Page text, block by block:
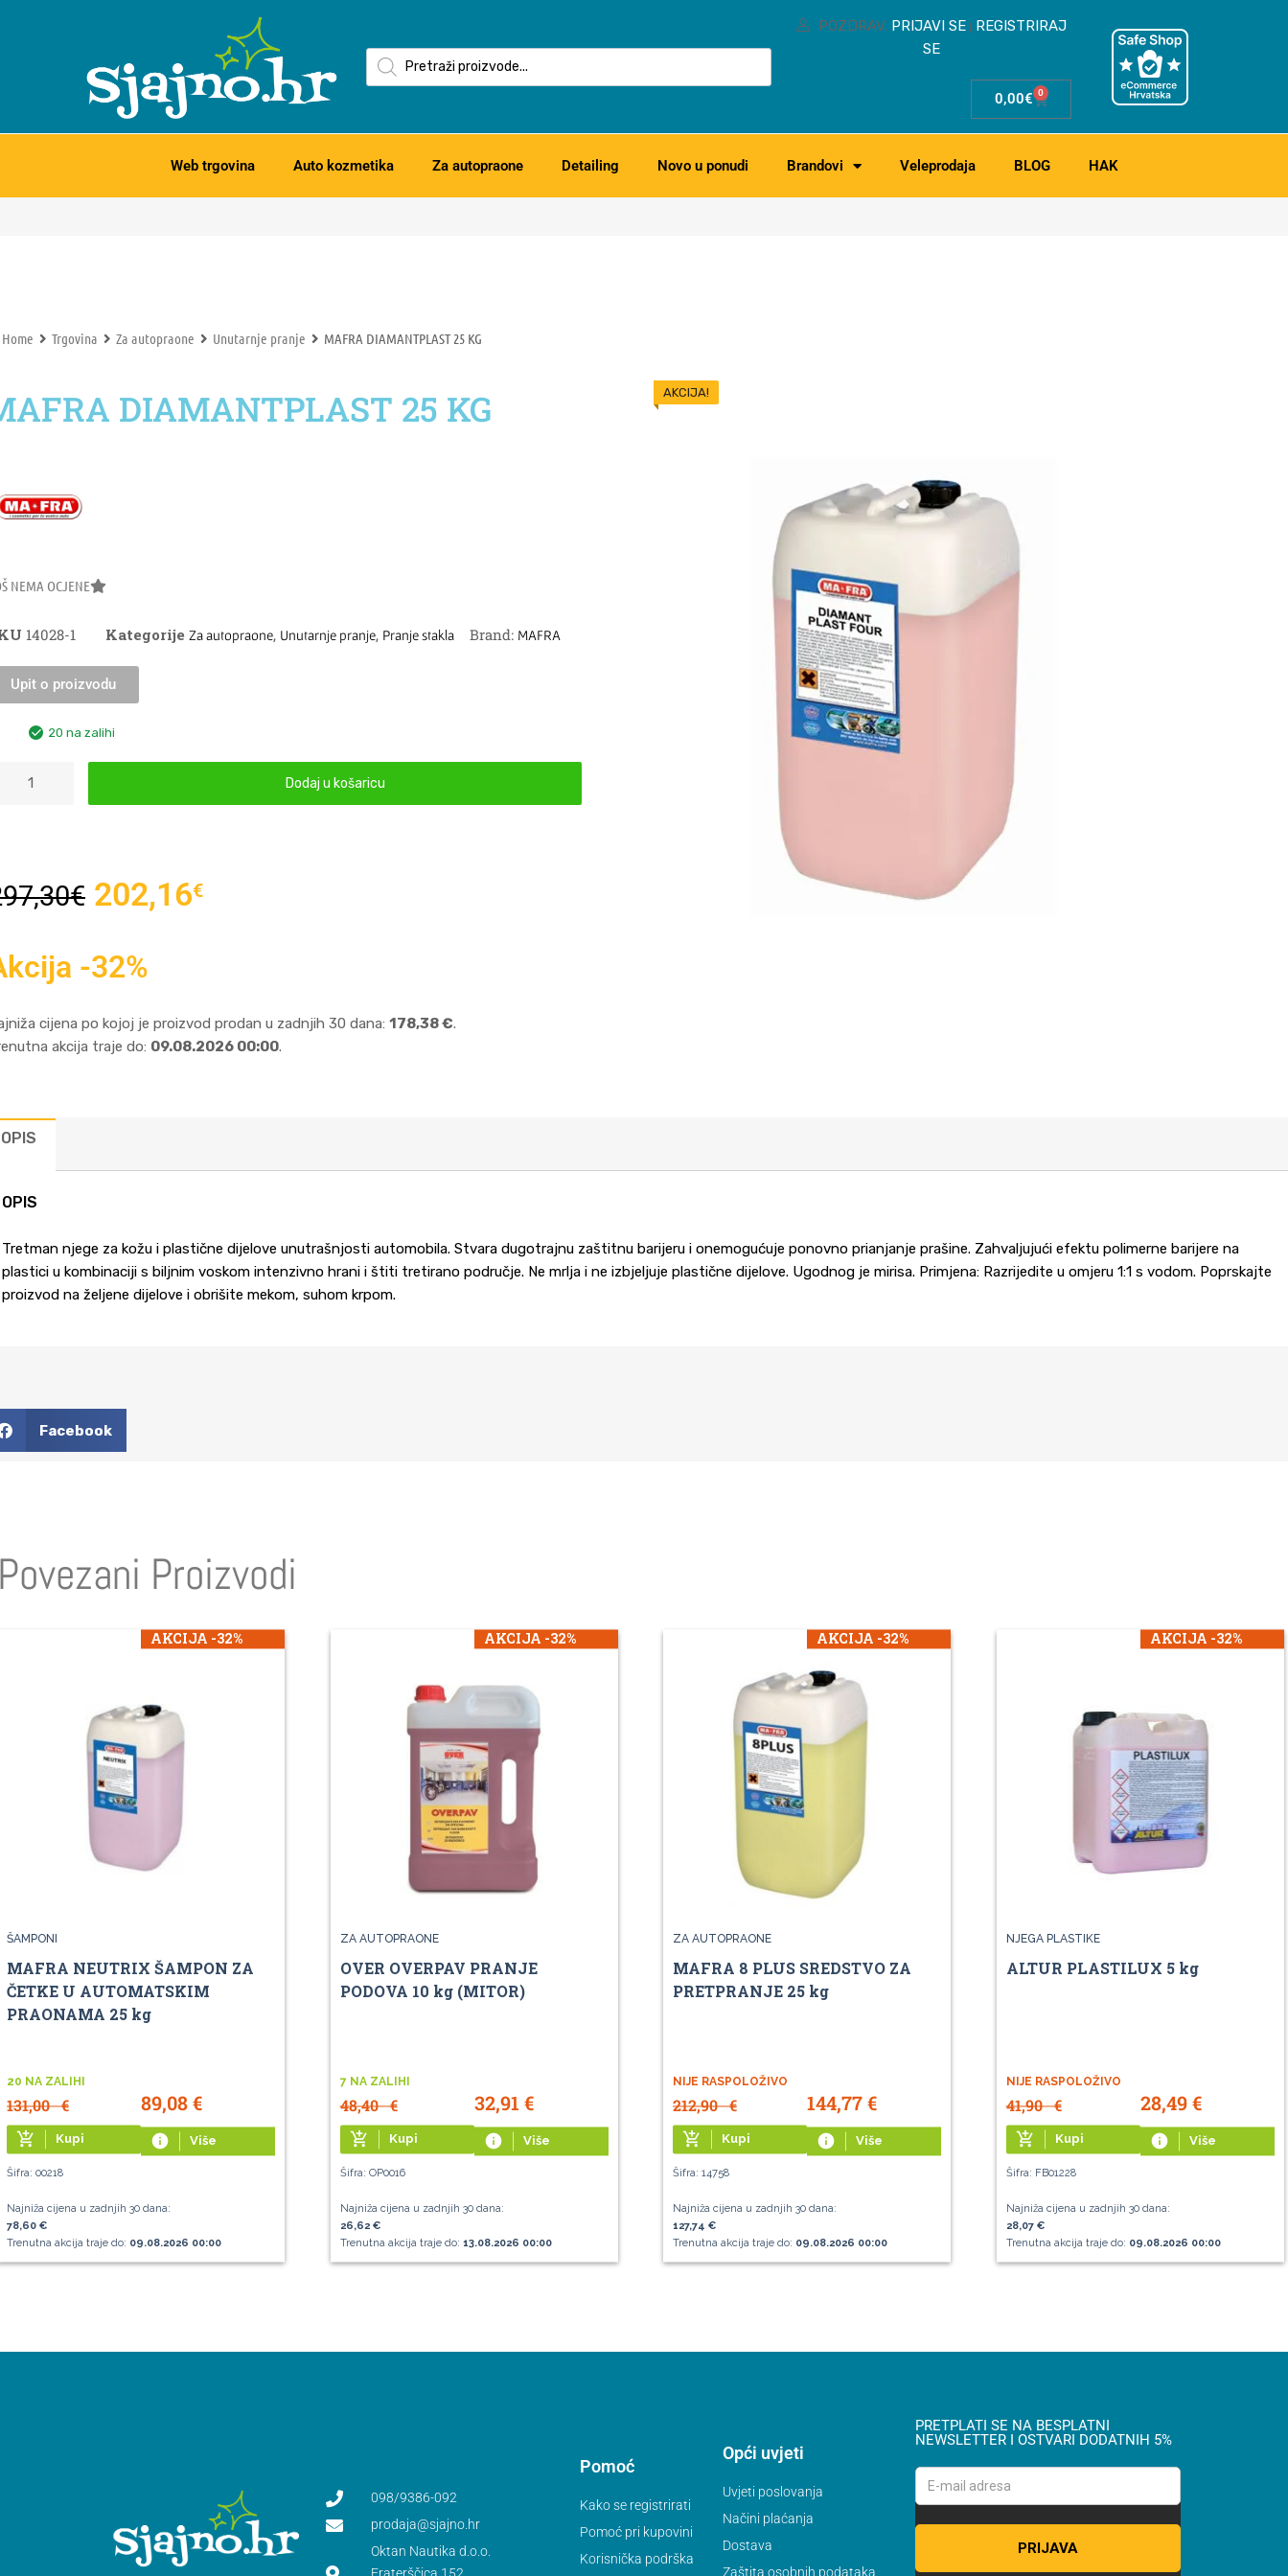
POZDRAV. PRIJAVI SE
REGISTRIRAJ
SE
0,00€ 0
Web trgovina Auto kozmetika Za autopraone Detailing Novo u ponudi Brandovi Veleprodaja BLOG HAK
Home Trgovina Za autopraone Unutarnje pranje MAFRA DIAMANTPLAST 25 KG
DIAMANTPLAST 25 KG
NEMA OCJENE
14028-1 Kategorije Za autopraone, Unutarnje pranje, Pranje stakla Brand: MAFRA
Upit o proizvodu
20 na zalihi
Dodaj u košaricu
€ 202,16€
-32%
cijena po kojoj je proizvod prodan u zadnjih 30 dana: 178,38 €.
akcija traje do: 09.08.2026 00:00.
AKCIJA!
OPIS
OPIS
Tretman njege za kožu i plastične dijelove unutrašnjosti automobila. Stvara dugotrajnu zaštitnu barijeru i onemogućuje ponovno prianjanje prašine. Zahvaljujući efektu polimerne barijere na
plastici u kombinaciji s biljnim voskom intenzivno hrani i štiti tretirano područje. Ne mrlja i ne izbjeljuje plastične dijelove. Ugodnog je mirisa. Primjena: Razrijedite u omjeru 1:1 s vodom. Poprskajte
proizvod na željene dijelove i obrišite mekom, suhom krpom.
Facebook
Proizvodi
AKCIJA -32%
ŠAMPONI
MAFRA NEUTRIX ŠAMPON ZA
ČETKE U AUTOMATSKIM
PRAONAMA 25 kg
20 NA ZALIHI
131,00€ 89,08€
add_shopping_cart Kupi info Više
Šifra: 00218
Najniža cijena u zadnjih 30 dana:
78,60 €
Trenutna akcija traje do: 09.08.2026 00:00
AKCIJA -32%
ZA AUTOPRAONE
OVER OVERPAV PRANJE
PODOVA 10 kg (MITOR)
7 NA ZALIHI
48,40€ 32,91€
add_shopping_cart Kupi info Više
Šifra: OP0016
Najniža cijena u zadnjih 30 dana:
26,62 €
Trenutna akcija traje do: 13.08.2026 00:00
AKCIJA -32%
ZA AUTOPRAONE
MAFRA 8 PLUS SREDSTVO ZA
PRETPRANJE 25 kg
NIJE RASPOLOŽIVO
212,90€ 144,77€
add_shopping_cart Kupi info Više
Šifra: 14758
Najniža cijena u zadnjih 30 dana:
127,74 €
Trenutna akcija traje do: 09.08.2026 00:00
AKCIJA -32%
NJEGA PLASTIKE
ALTUR PLASTILUX 5 kg
NIJE RASPOLOŽIVO
41,90€ 28,49€
add_shopping_cart Kupi info Više
Šifra: FB01228
Najniža cijena u zadnjih 30 dana:
28,07 €
Trenutna akcija traje do: 09.08.2026 00:00
098/9386-092
prodaja@sjajno.hr
Oktan Nautika d.o.o.
Pomoć
Kako se registrirati
Pomoć pri kupovini
Korisnička podrška
Opći uvjeti
Uvjeti poslovanja
Načini plaćanja
Dostava
Zaštita osobnih podataka
PRETPLATI SE NA BESPLATNI
NEWSLETTER I OSTVARI DODATNIH 5%